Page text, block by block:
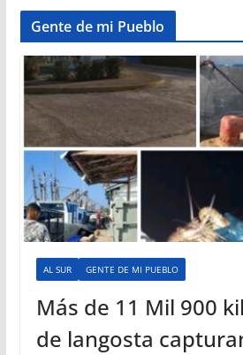
Gente de mi Pueblo
AL SUR GENTE DE MI PUEBLO
Más de 11 Mil 900
de langosta